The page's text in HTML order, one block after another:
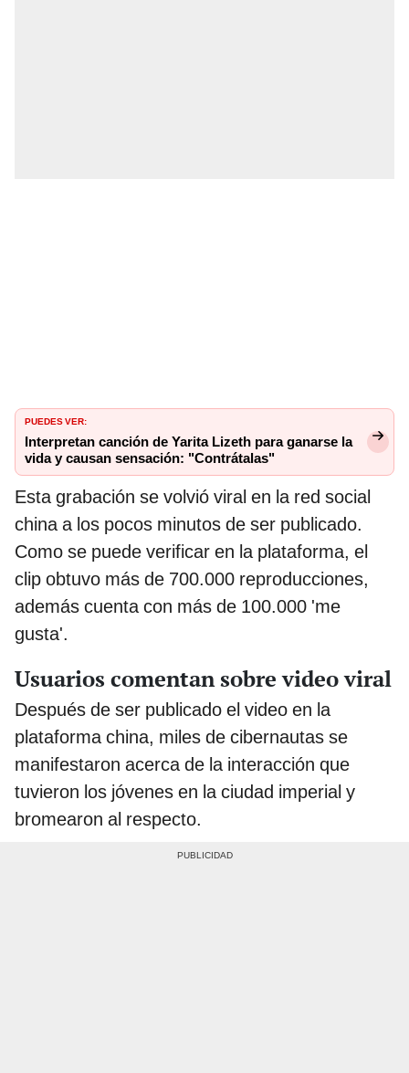
PUEDES VER:
Interpretan canción de Yarita Lizeth para ganarse la
vida y causan sensación: "Contrátalas"
Esta grabación se volvió viral en la red social
china a los pocos minutos de ser publicado.
Como se puede verificar en la plataforma, el
clip obtuvo más de 700.000 reproducciones,
además cuenta con más de 100.000 'me
gusta'.
Usuarios comentan sobre video viral
Después de ser publicado el video en la
plataforma china, miles de cibernautas se
manifestaron acerca de la interacción que
tuvieron los jóvenes en la ciudad imperial y
bromearon al respecto.